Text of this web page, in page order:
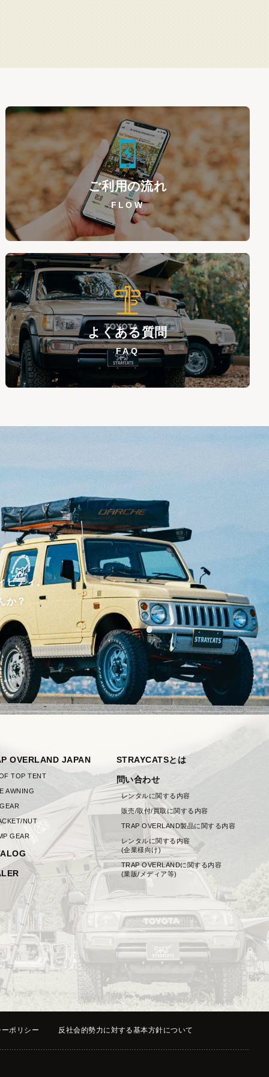
ご利用の流れ
FLOW
よくある質問
FAQ
ビティ。
か？
OVERLAND JAPAN
TOP TENT
AWNING
NUT
GEAR
STRAYCATSとは
問い合わせ
レンタルに関する内容
販売/取付/買取に関する内容
TRAP OVERLAND製品に関する内容
レンタルに関する内容
(企業様向け)
TRAP OVERLANDに関する内容
(業販/メディア等)
ポリシー 反社会的勢力に対する基本方針について